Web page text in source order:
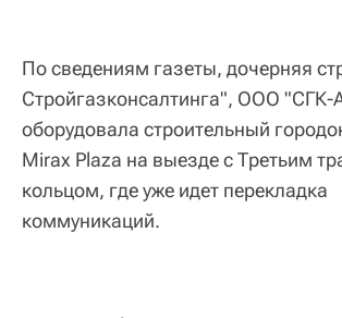
По сведениям газеты, дочерняя
Стройгазконсалтинга", ООО "СГК-
оборудовала строительный
Mirax Plaza на выезде с Третьим
кольцом, где уже идет перекладка
коммуникаций.